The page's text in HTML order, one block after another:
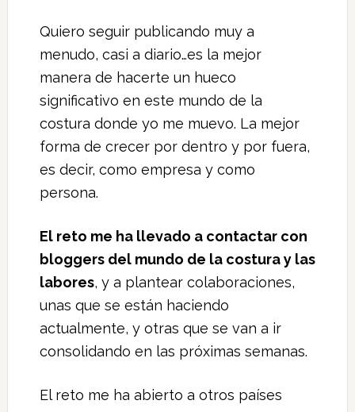
Quiero seguir publicando muy a
menudo, casi a diario…es la mejor
manera de hacerte un hueco
significativo en este mundo de la
costura donde yo me muevo. La mejor
forma de crecer por dentro y por fuera,
es decir, como empresa y como
persona.
El reto me ha llevado a contactar con
bloggers del mundo de la costura y las
labores, y a plantear colaboraciones,
unas que se están haciendo
actualmente, y otras que se van a ir
consolidando en las próximas semanas.
El reto me ha abierto a otros países